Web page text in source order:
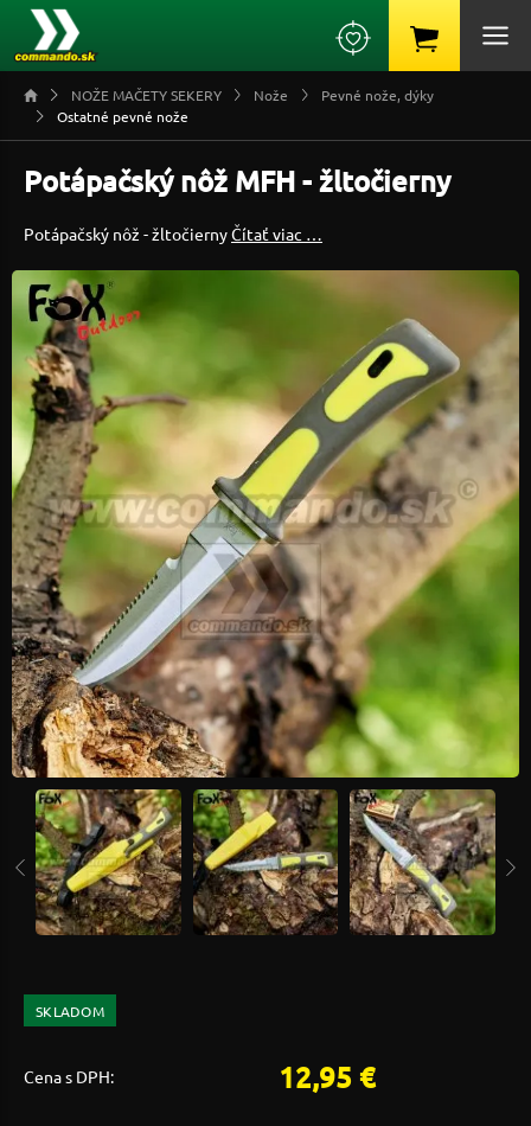
NOŽE MAČETY SEKERY Nože
Pevné nože, dýky
Ostatné pevné nože
Potápačský nôž MFH - žltočierny
Potápačský nôž - žltočiernyČítať viac …
SKLADOM
Cena s DPH: 12,95 €